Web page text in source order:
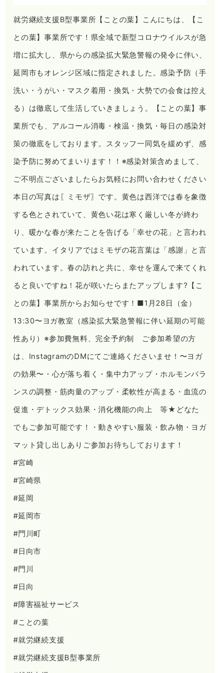
就労継続支援B型事業所【ことの葉】こんにちは、【こ
との葉】事業所です！県全域で新型コロナウイルスが急
増に拡大し、県からの感染拡大緊急警報の発令に伴い、
延岡市もオレンジ区域に指定されました。感染予防（手
洗い・うがい・マスク着用・換気・大勢での会食は控え
る）は徹底して生活していきましょう。【ことの葉】事
業所でも、アルコール消毒・検温・換気・毎日の感染対
策の徹底をしております。スタッフ一同気を緩めず、感
染予防に努めてまいります！！※感染対策含めまして、
ご不明点ございましたらお気軽にお問い合わせください
本日の写真は〖ミモザ〗です。黄色は西洋では春を象徴
する色とされていて、黄色い花は寒く厳しい冬が終わ
り、暖かな春が来たことを告げる「幸せの花」と言われ
ています。イタリアではミモザの花言葉は「感謝」と言
われています。春の訪れと共に、幸せを運んで来てくれ
ると良いですね！花が咲いたらまたアップします?【こ
との葉】事業所からお知らせです！■1月28日（金）
13:30〜ヨガ教室（感染拡大緊急警報に伴い延期の可能
性あり）※参加費無料、完全予約制 ご参加希望の方
は、InstagramのDMにてご連絡くださいませ！〜ヨガ
の効果〜・心が落ち着く・集中力アップ・ホルモンバラ
ンスの調整・筋肉量のアップ・柔軟性が高まる・血流の
促進・デトックス効果・消化機能の向上 等★どなた
でもご参加可能です！・動きやすい服装・飲み物・ヨガ
マット貸し出しありご参加お待ちしております！
#宮崎
#宮崎県
#延岡
#延岡市
#門川町
#日向市
#門川
#日向
#障害福祉サービス
#ことの葉
#就労継続支援
#就労継続支援B型事業所